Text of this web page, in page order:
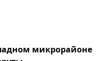
микрорайоне